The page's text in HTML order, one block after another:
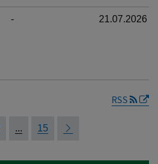
- 21.07.2026
RSS
... 15